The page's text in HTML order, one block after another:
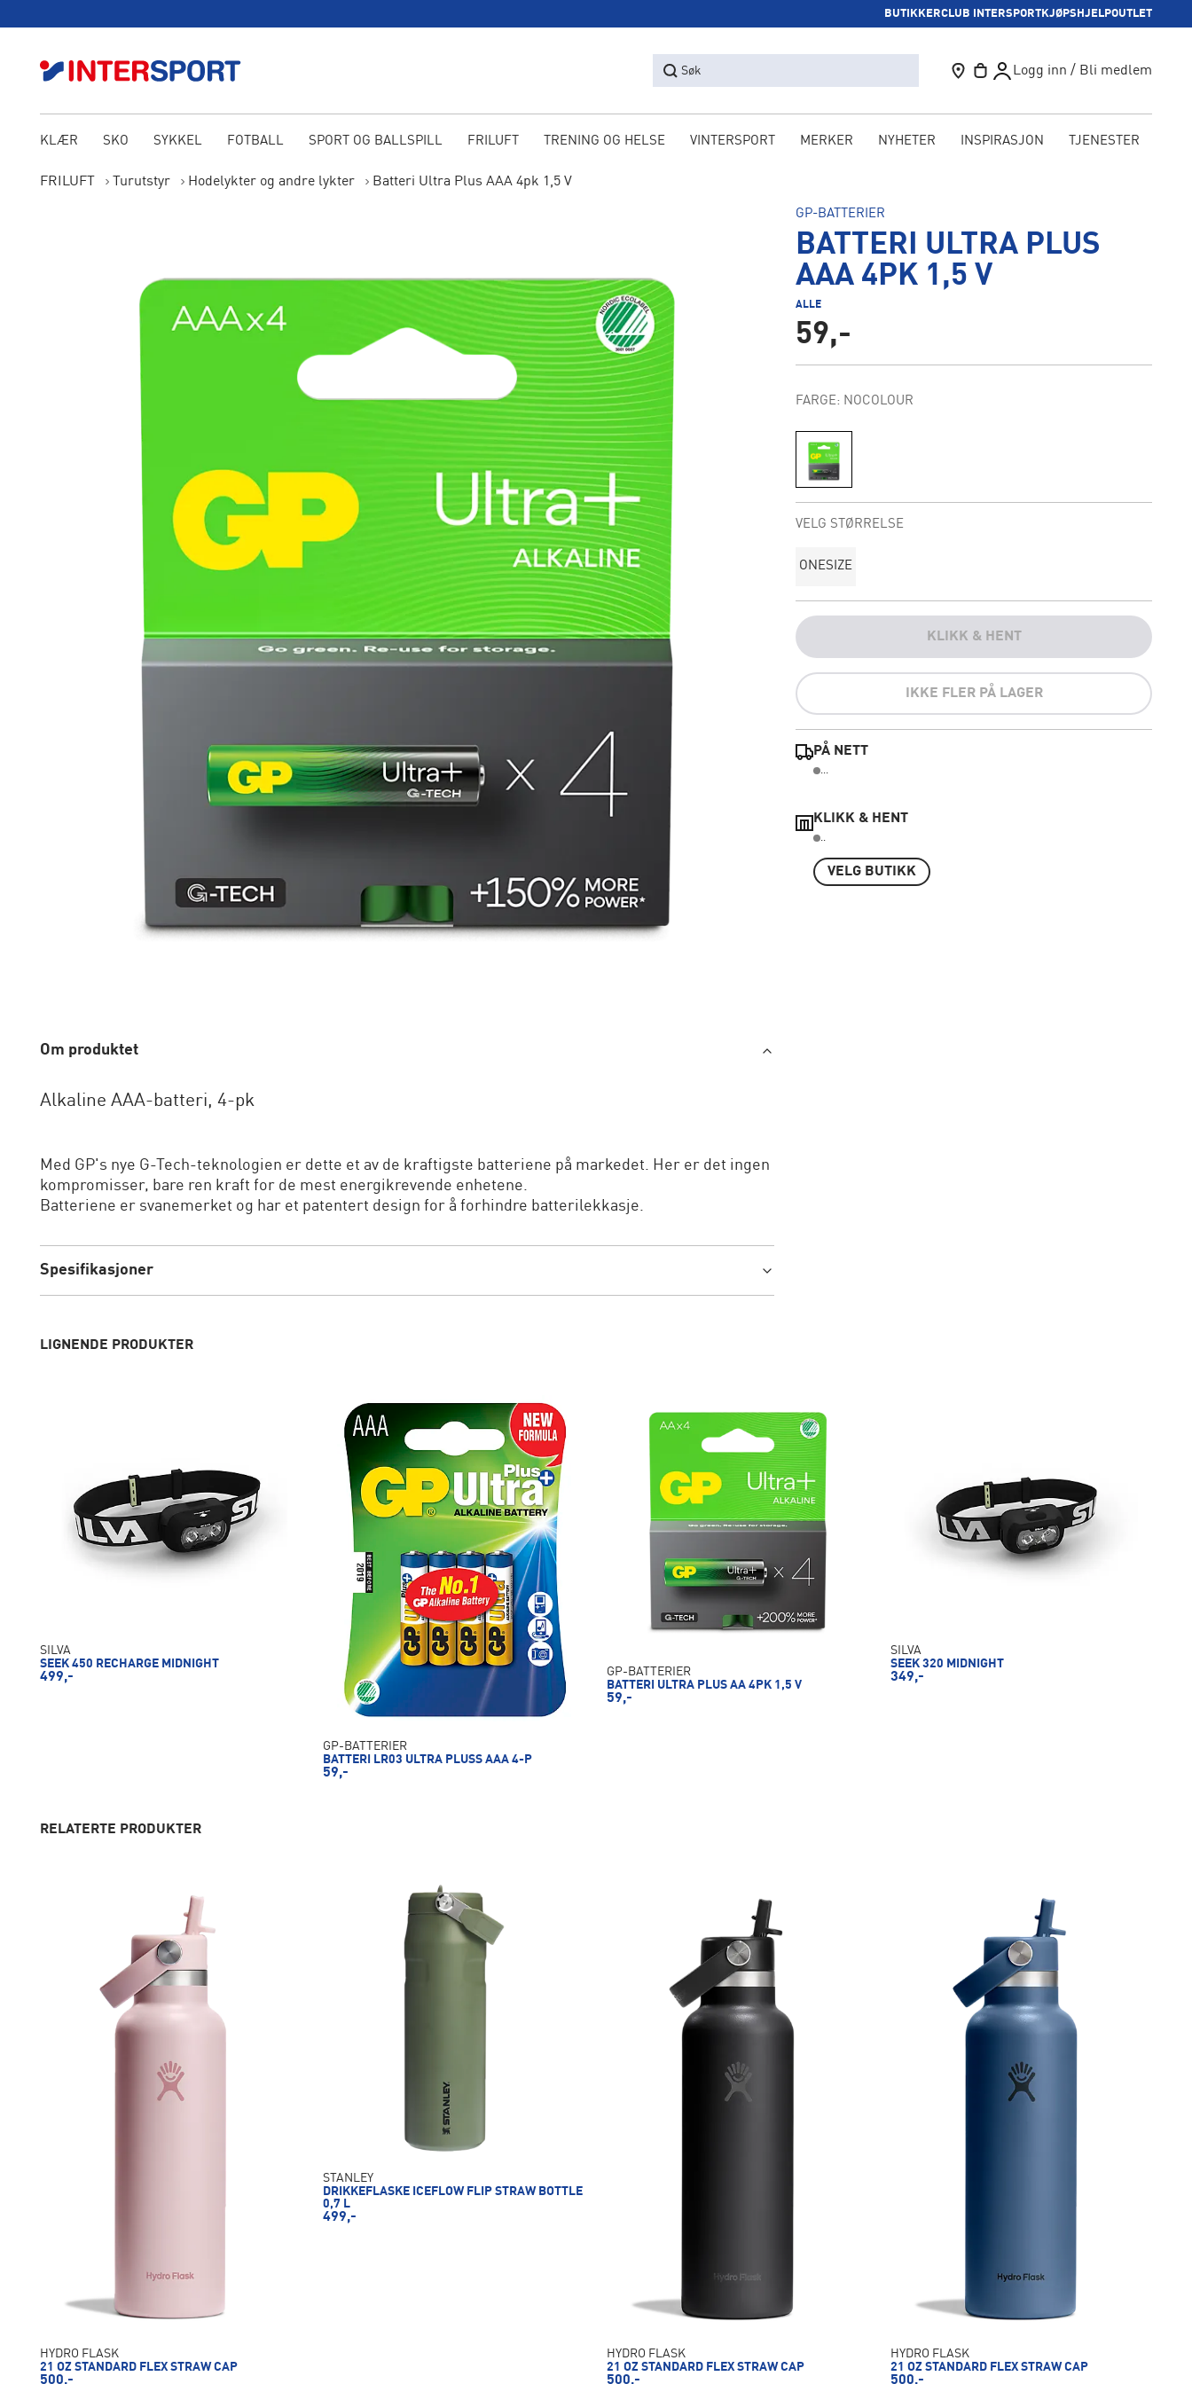
BUTIKKERCLUB INTERSPORTKJØPSHJELPOUTLET
Søk Logg inn / Bli medlem
KLÆR SKO SYKKEL FOTBALL SPORT OG BALLSPILL FRILUFT TRENING OG HELSE VINTERSPORT MERKER NYHETER INSPIRASJON TJENESTER
FRILUFT Turutstyr Hodelykter og andre lykter Batteri Ultra Plus AAA 4pk 1,5 V
Om produktet
Alkaline AAA-batteri, 4-pk
Med GP's nye G-Tech-teknologien er dette et av de kraftigste batteriene på markedet. Her er det ingen
kompromisser, bare ren kraft for de mest energikrevende enhetene.
Batteriene er svanemerket og har et patentert design for å forhindre batterilekkasje.
Spesifikasjoner
GP-BATTERIER
BATTERI ULTRA PLUS
AAA 4PK 1,5 V
ALLE
59,-
FARGE: NOCOLOUR
VELG STØRRELSE
ONESIZE
KLIKK & HENT
IKKE FLER PÅ LAGER
PÅ NETT
...
KLIKK & HENT
..
VELG BUTIKK
LIGNENDE PRODUKTER
SILVA
SEEK 450 RECHARGE MIDNIGHT
499,-
GP-BATTERIER
BATTERI LR03 ULTRA PLUSS AAA 4-P
59,-
GP-BATTERIER
BATTERI ULTRA PLUS AA 4PK 1,5 V
59,-
SILVA
SEEK 320 MIDNIGHT
349,-
RELATERTE PRODUKTER
HYDRO FLASK
21 OZ STANDARD FLEX STRAW CAP
500,-
STANLEY
DRIKKEFLASKE ICEFLOW FLIP STRAW BOTTLE
0,7 L
499,-
HYDRO FLASK
21 OZ STANDARD FLEX STRAW CAP
500,-
HYDRO FLASK
21 OZ STANDARD FLEX STRAW CAP
500,-